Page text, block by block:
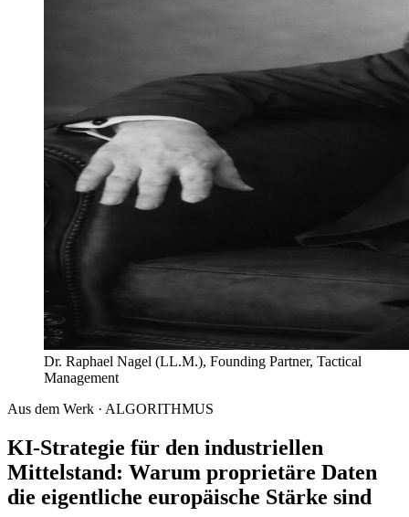
Dr. Raphael Nagel (LL.M.), Founding Partner, Tactical
Management
Aus dem Werk · ALGORITHMUS
KI-Strategie für den industriellen
Mittelstand: Warum proprietäre Daten
die eigentliche europäische Stärke sind